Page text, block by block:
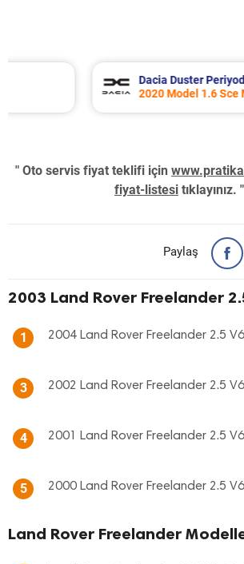
Dacia Duster Periyodik Bakım
2020 Model 1.6 Sce Motor
" Oto servis fiyat teklifi için
fiyat-listesi tıklayınız. "
Paylaş
2003 Land Rover Freelander
1 2004 Land Rover Freelander 2.5
3 2002 Land Rover Freelander 2.5
4 2001 Land Rover Freelander 2.5
5 2000 Land Rover Freelander 2.5
Land Rover Freelander